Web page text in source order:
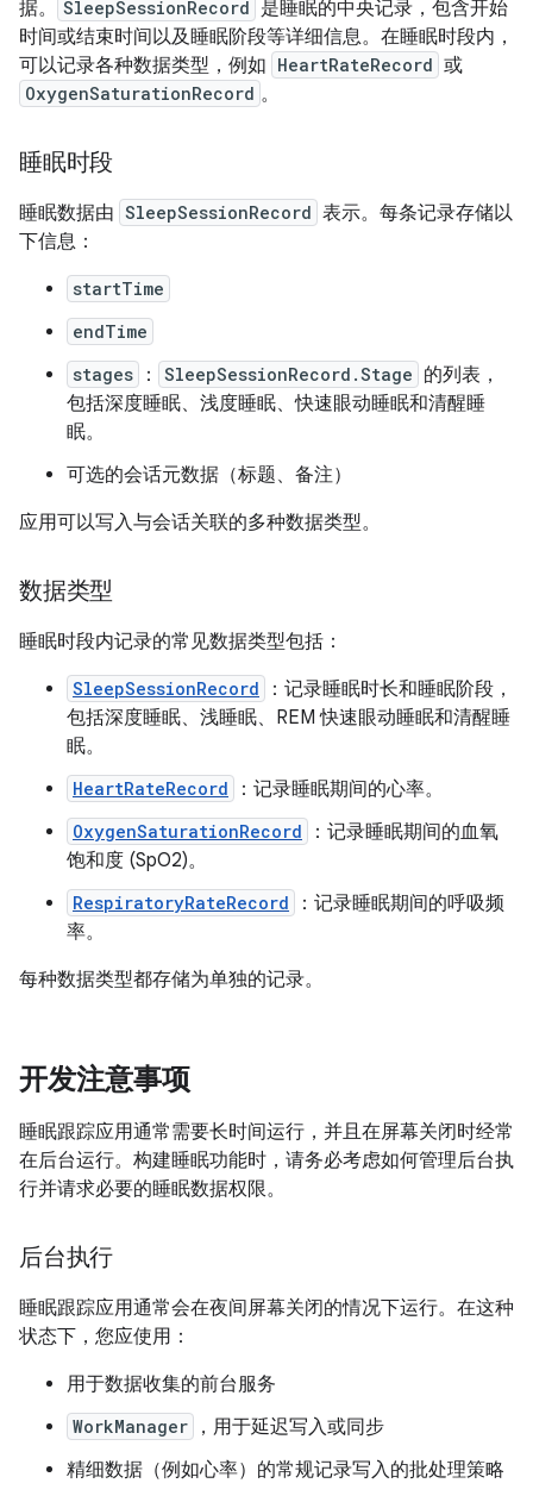
据。
SleepSessionRecord 是睡眠的中央记录，包含开始
时间或结束时间以及睡眠阶段等详细信息。在睡眠时段内，
可以记录各种数据类型，例如 HeartRateRecord 或
OxygenSaturationRecord 。
睡眠时段
睡眠数据由 SleepSessionRecord 表示。每条记录存储以
下信息：
startTime
endTime
stages
： SleepSessionRecord.Stage 的列表，
包括深度睡眠、浅度睡眠、快速眼动睡眠和清醒睡
眠。
可选的会话元数据（标题、备注）
应用可以写入与会话关联的多种数据类型。
数据类型
睡眠时段内记录的常见数据类型包括：
SleepSessionRecord
：记录睡眠时长和睡眠阶段，
包括深度睡眠、浅睡眠、REM 快速眼动睡眠和清醒睡
眠。
HeartRateRecord ：记录睡眠期间的心率。
OxygenSaturationRecord
：记录睡眠期间的血氧
饱和度 (SpO2)。
RespiratoryRateRecord
：记录睡眠期间的呼吸频
率。
每种数据类型都存储为单独的记录。
开发注意事项
睡眠跟踪应用通常需要长时间运行，并且在屏幕关闭时经常
在后台运行。构建睡眠功能时，请务必考虑如何管理后台执
行并请求必要的睡眠数据权限。
后台执行
睡眠跟踪应用通常会在夜间屏幕关闭的情况下运行。在这种
状态下，您应使用：
用于数据收集的前台服务
WorkManager
，用于延迟写入或同步
精细数据（例如心率）的常规记录写入的批处理策略